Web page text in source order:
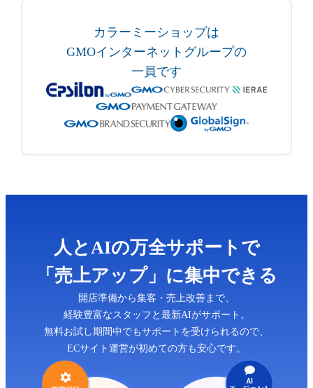
カラーミーショップは
GMOインターネットグループの
一員です
人とAIの万全サポートで
「売上アップ」に集中できる
開店準備から集客・売上改善まで、
経験豊富なスタッフと最新AIがサポート。
無料お試し期間中でもサポートを受けられるので、
ECサイト運営が初めての方も安心です。